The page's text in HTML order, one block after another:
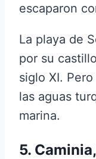
escaparon
La playa de
por su
siglo XI.
las aguas
marina.
5.